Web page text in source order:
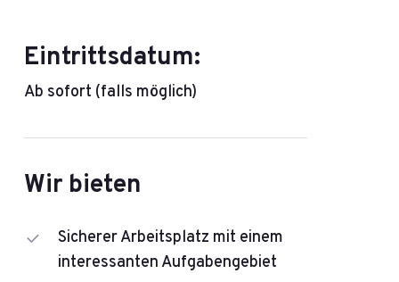
Eintrittsdatum:
Ab sofort (falls möglich)
Wir bieten
Sicherer Arbeitsplatz mit einem
interessanten Aufgabengebiet